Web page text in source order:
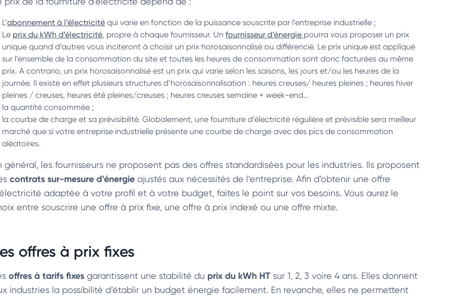
L’abonnement à l’électricité qui varie en fonction de la puissance souscrite par l’entreprise industrielle ;
Le prix du kWh d’électricité, propre à chaque fournisseur. Un fournisseur d’énergie pourra vous proposer un prix
unique quand d’autres vous inciteront à choisir un prix horosaisonnalisé ou différencié. Le prix unique est appliqué
sur l’ensemble de la consommation du site et toutes les heures de consommation sont donc facturées au même
prix. A contrario, un prix horosaisonnalisé est un prix qui varie selon les saisons, les jours et/ou les heures de la
journée. Il existe en effet plusieurs structures d’horosaisonnalisation : heures creuses/ heures pleines ; heures hiver
pleines / creuses, heures été pleines/creuses ; heures creuses semaine + week-end…
la quantité consommée ;
la courbe de charge et sa prévisibilité. Globalement, une fourniture d’électricité régulière et prévisible sera meilleur
marché que si votre entreprise industrielle présente une courbe de charge avec des pics de consommation
aléatoires.
général, les fournisseurs ne proposent pas des offres standardisées pour les industries. Ils proposent
contrats sur-mesure d’énergie ajustés aux nécessités de l’entreprise. Afin d’obtenir une offre
adaptée à votre profil et à votre budget, faites le point sur vos besoins. Vous aurez le
entre souscrire une offre à prix fixe, une offre à prix indexé ou une offre mixte.
offres à prix fixes
offres à tarifs fixes garantissent une stabilité du prix du kWh HT sur 1, 2, 3 voire 4 ans. Elles donnent
industries la possibilité d’établir un budget énergie facilement. En revanche, elles ne permettent